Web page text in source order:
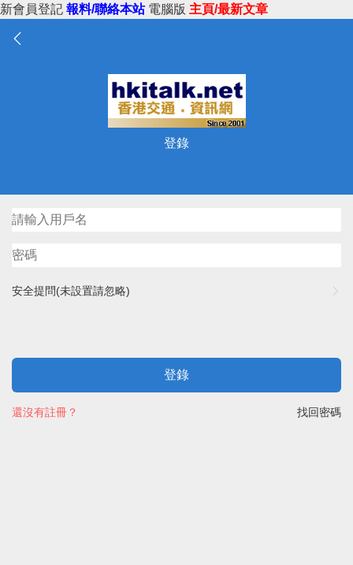
新會員登記 報料/聯絡本站 電腦版 主頁/最新文章
登錄
安全提問(未設置請忽略)
登錄
找回密碼
還沒有註冊？